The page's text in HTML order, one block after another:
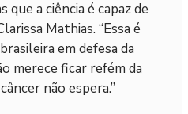
a ciência é capaz de
Mathias. “Essa é
em defesa da
merece ficar refém da
não espera.”